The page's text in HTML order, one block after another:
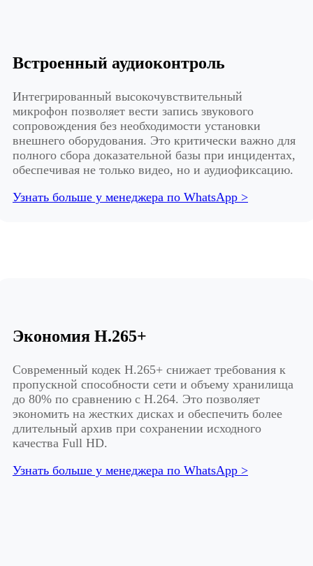
Встроенный аудиоконтроль
Интегрированный высокочувствительный
микрофон позволяет вести запись звукового
сопровождения без необходимости установки
внешнего оборудования. Это критически важно для
полного сбора доказательной базы при инцидентах,
обеспечивая не только видео, но и аудиофиксацию.
Узнать больше у менеджера по WhatsApp >
Экономия H.265+
Современный кодек H.265+ снижает требования к
пропускной способности сети и объему хранилища
до 80% по сравнению с H.264. Это позволяет
экономить на жестких дисках и обеспечить более
длительный архив при сохранении исходного
качества Full HD.
Узнать больше у менеджера по WhatsApp >